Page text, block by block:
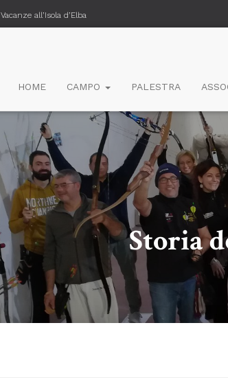
Vacanze all’Isola d’Elba
HOME CAMPO PALESTRA
Storia